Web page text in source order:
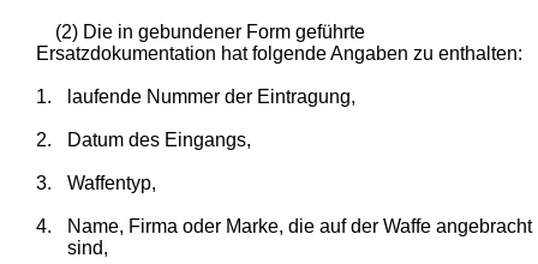
(2) Die in gebundener Form geführte
Ersatzdokumentation hat folgende Angaben zu enthalten:
1. laufende Nummer der Eintragung,
2. Datum des Eingangs,
3. Waffentyp,
4.
Name, Firma oder Marke, die auf der Waffe angebracht
sind,